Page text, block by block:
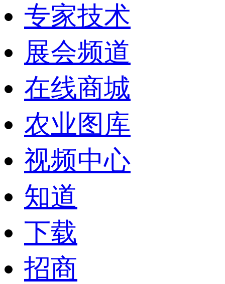
专家技术
展会频道
在线商城
农业图库
视频中心
知道
下载
招商